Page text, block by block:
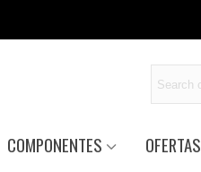
COMPONENTES OFERTAS